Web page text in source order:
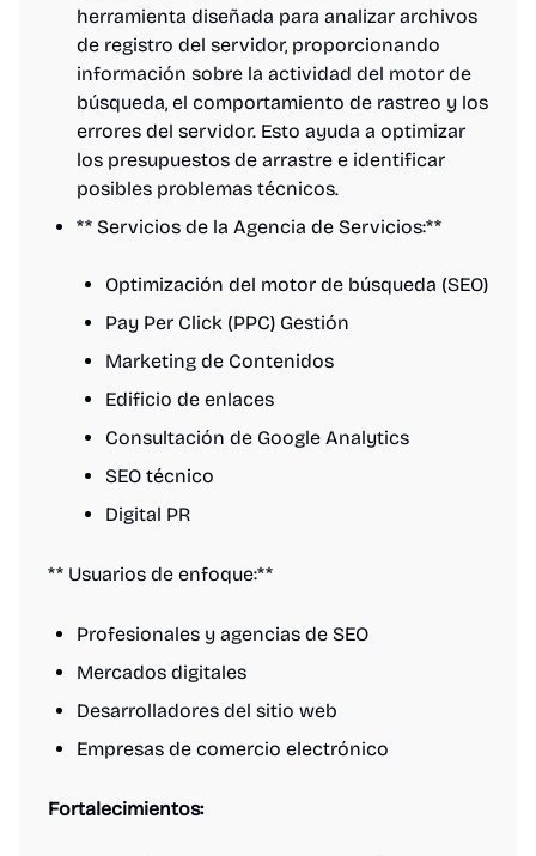
herramienta diseñada para analizar archivos
de registro del servidor, proporcionando
información sobre la actividad del motor de
búsqueda, el comportamiento de rastreo y los
errores del servidor. Esto ayuda a optimizar
los presupuestos de arrastre e identificar
posibles problemas técnicos.
** Servicios de la Agencia de Servicios:**
Optimización del motor de búsqueda (SEO)
Pay Per Click (PPC) Gestión
Marketing de Contenidos
Edificio de enlaces
Consultación de Google Analytics
SEO técnico
Digital PR
** Usuarios de enfoque:**
Profesionales y agencias de SEO
Mercados digitales
Desarrolladores del sitio web
Empresas de comercio electrónico
Fortalecimientos: